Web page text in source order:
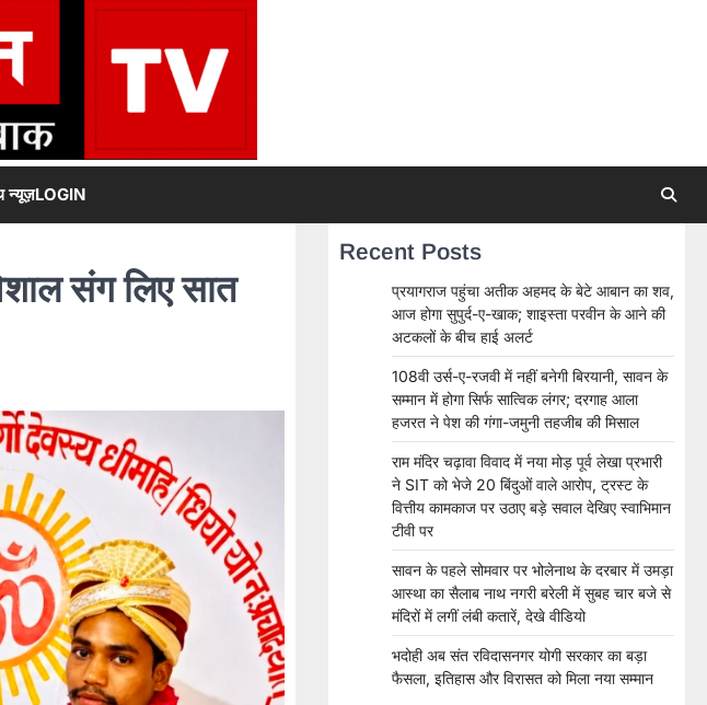
न्यूज़LOGIN
संग लिए सात
Recent Posts
प्रयागराज पहुंचा अतीक अहमद के बेटे आबान का शव,
आज होगा सुपुर्द-ए-खाक; शाइस्ता परवीन के आने की
अटकलों के बीच हाई अलर्ट
108वी उर्स-ए-रजवी में नहीं बनेगी बिरयानी, सावन के
सम्मान में होगा सिर्फ सात्विक लंगर; दरगाह आला
हजरत ने पेश की गंगा-जमुनी तहजीब की मिसाल
राम मंदिर चढ़ावा विवाद में नया मोड़ पूर्व लेखा प्रभारी
ने SIT को भेजे 20 बिंदुओं वाले आरोप, ट्रस्ट के
वित्तीय कामकाज पर उठाए बड़े सवाल देखिए स्वाभिमान
टीवी पर
सावन के पहले सोमवार पर भोलेनाथ के दरबार में उमड़ा
आस्था का सैलाब नाथ नगरी बरेली में सुबह चार बजे से
मंदिरों में लगीं लंबी कतारें, देखे वीडियो
भदोही अब संत रविदासनगर योगी सरकार का बड़ा
फैसला, इतिहास और विरासत को मिला नया सम्मान